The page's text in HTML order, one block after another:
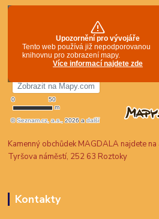
Kamenný obchůdek MAGDALA najdete
Tyršova náměstí, 252 63 Roztoky
Kontakty